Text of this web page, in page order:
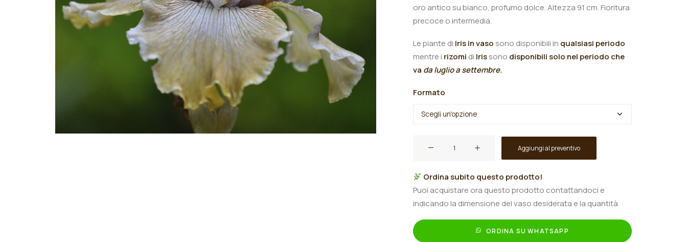
oro antico su bianco, profumo dolce.Altezza 91 cm. Fioritura
precoce o intermedia.
Le piante di Iris in vaso sono disponibili in qualsiasi periodo
mentre i rizomi di Irissono disponibili solo nel periodo che
va da luglio a settembre.
Formato
Affair"
quantità
Aggiungi al preventivo
Ordina subito questo prodotto!
Puoi acquistare ora questo prodotto contattandoci e
indicando la dimensione del vaso desiderata e la quantità
ORDINA SU WHATSAPP